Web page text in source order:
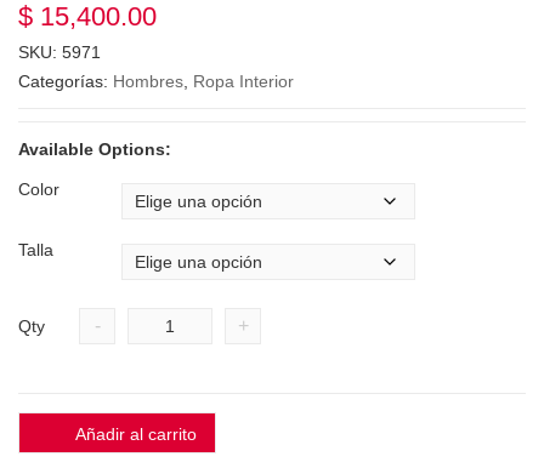
$ 15,400.00
SKU: 5971
Categorías: Hombres Ropa Interior
Available Options:
Color
Talla
Qty - +
Añadir al carrito